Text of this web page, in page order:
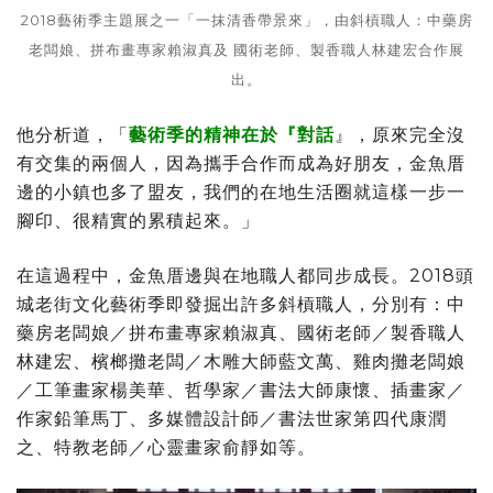
2018藝術季主題展之一「一抹清香帶景來」，由斜槓職人：中藥房
老闆娘、拼布畫專家賴淑真及 國術老師、製香職人林建宏合作展
出。
他分析道，「 藝術季的精神在於『對話』，原來完全沒
有交集的兩個人，因為攜手合作而成為好朋友，金魚厝
邊的小鎮也多了盟友，我們的在地生活圈就這樣一步一
腳印、很精實的累積起來。」
在這過程中，金魚厝邊與在地職人都同步成長。2018頭
城老街文化藝術季即發掘出許多斜槓職人，分別有：中
藥房老闆娘／拼布畫專家賴淑真、國術老師／製香職人
林建宏、檳榔攤老闆／木雕大師藍文萬、雞肉攤老闆娘
／工筆畫家楊美華、哲學家／書法大師康懷、插畫家／
作家鉛筆馬丁、多媒體設計師／書法世家第四代康潤
之、特教老師／心靈畫家俞靜如等。